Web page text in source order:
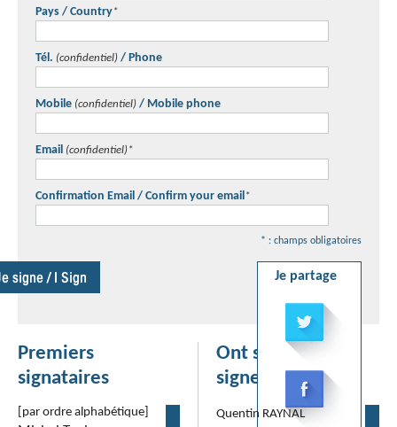
Pays / Country*
Tél. (confidentiel) / Phone
Mobile (confidentiel) / Mobile phone
Email (confidentiel) *
Confirmation Email / Confirm your email *
* : champs obligatoires
Je partage
Premiers
signataires
[par ordre alphabétique]
Ont signé / Have
signed
Quentin RAYNAL